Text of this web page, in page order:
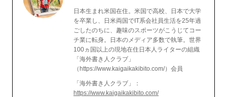
日本生まれ米国在住。米国で高校、日本で大学
を卒業し、日米両国でIT系会社員生活を25年過
ごしたのちに、趣味のスポーツがこうじてコー
チ業に転身。日本のメディア多数で執筆。世界
100ヵ国以上の現地在住日本人ライターの組織
「海外書き人クラブ」
（https://www.kaigaikakibito.com/）会員
「海外書き人クラブ」：
https://www.kaigaikakibito.com/